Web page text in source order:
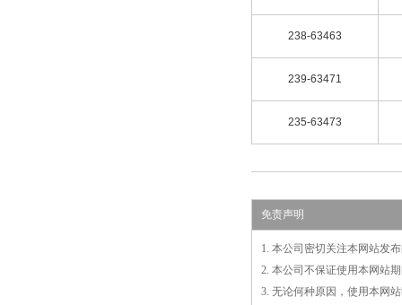
238-63463
239-63471
235-63473
免责声明
1. 本公司密切关注本网站发
2. 本公司不保证使用本网站
3. 无论何种原因，使用本网